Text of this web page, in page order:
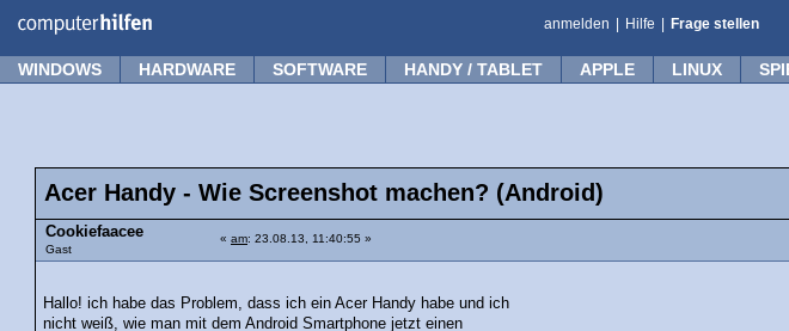
anmelden Hilfe Frage stellen
WINDOWS HARDWARE SOFTWARE HANDY / TABLET APPLE LINUX
Acer Handy - Wie Screenshot machen? (Android)
Cookiefaacee
Gast
« am: 23.08.13, 11:40:55 »
Hallo! ich habe das Problem, dass ich ein Acer Handy habe und ich
nicht weiß, wie man mit dem Android Smartphone jetzt einen